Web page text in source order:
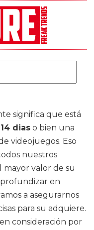
significa que está
dias o bien una
videojuegos. Eso
nuestros
mayor valor de su
en
a asegurarnos
para su adquiere.
consideración por